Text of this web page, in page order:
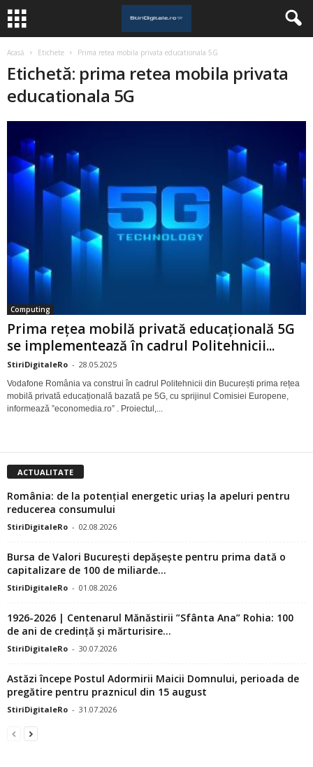
Acasă Etichete Prima retea mobila privata educationala 5G
Etichetă: prima retea mobila privata
educationala 5G
Computing
Prima rețea mobilă privată educațională 5G
se implementează în cadrul Politehnicii...
StiriDigitaleRo - 28.05.2025
Vodafone România va construi în cadrul Politehnicii din București prima rețea
mobilă privată educațională bazată pe 5G, cu sprijinul Comisiei Europene,
informează ”economedia.ro” . Proiectul,...
ACTUALITATE
România: de la potențial energetic uriaș la apeluri pentru
reducerea consumului
StiriDigitaleRo - 02.08.2026
Bursa de Valori București depășește pentru prima dată o
capitalizare de 100 de miliarde...
StiriDigitaleRo - 01.08.2026
1926-2026 | Centenarul Mănăstirii ”Sfânta Ana” Rohia: 100
de ani de credință și mărturisire...
StiriDigitaleRo - 30.07.2026
Astăzi începe Postul Adormirii Maicii Domnului, perioada de
pregătire pentru praznicul din 15 august
StiriDigitaleRo - 31.07.2026